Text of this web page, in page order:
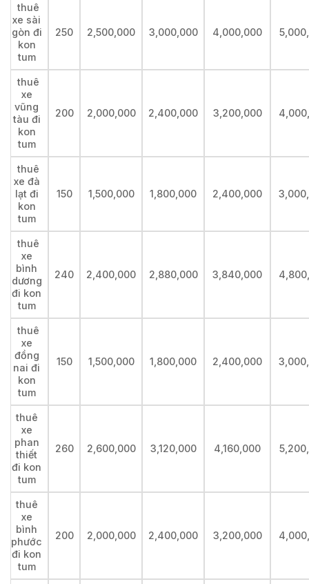
thuê
xe sài
gòn đi
kon
tum
250 2,500,000 3,000,000 4,000,000
thuê
xe
vũng
tàu đi
kon
tum
200 2,000,000 2,400,000 3,200,000
thuê
xe đà
lạt đi
kon
tum
150 1,500,000 1,800,000 2,400,000
thuê
xe
bình
dương
đi kon
tum
240 2,400,000 2,880,000 3,840,000
thuê
xe
đồng
nai đi
kon
tum
150 1,500,000 1,800,000 2,400,000
thuê
xe
phan
thiết
đi kon
tum
260 2,600,000 3,120,000 4,160,000
thuê
xe
bình
phước
đi kon
tum
200 2,000,000 2,400,000 3,200,000